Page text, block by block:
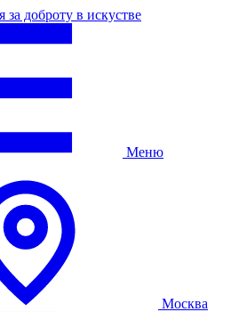
доброту в искустве
Меню
Москва